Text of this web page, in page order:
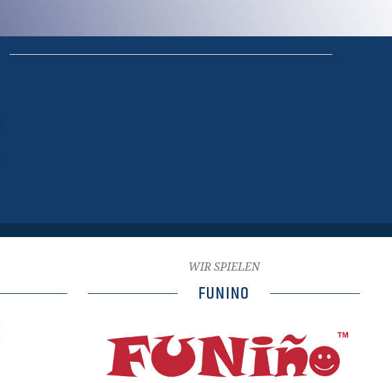
WIR SPIELEN
FUNINO